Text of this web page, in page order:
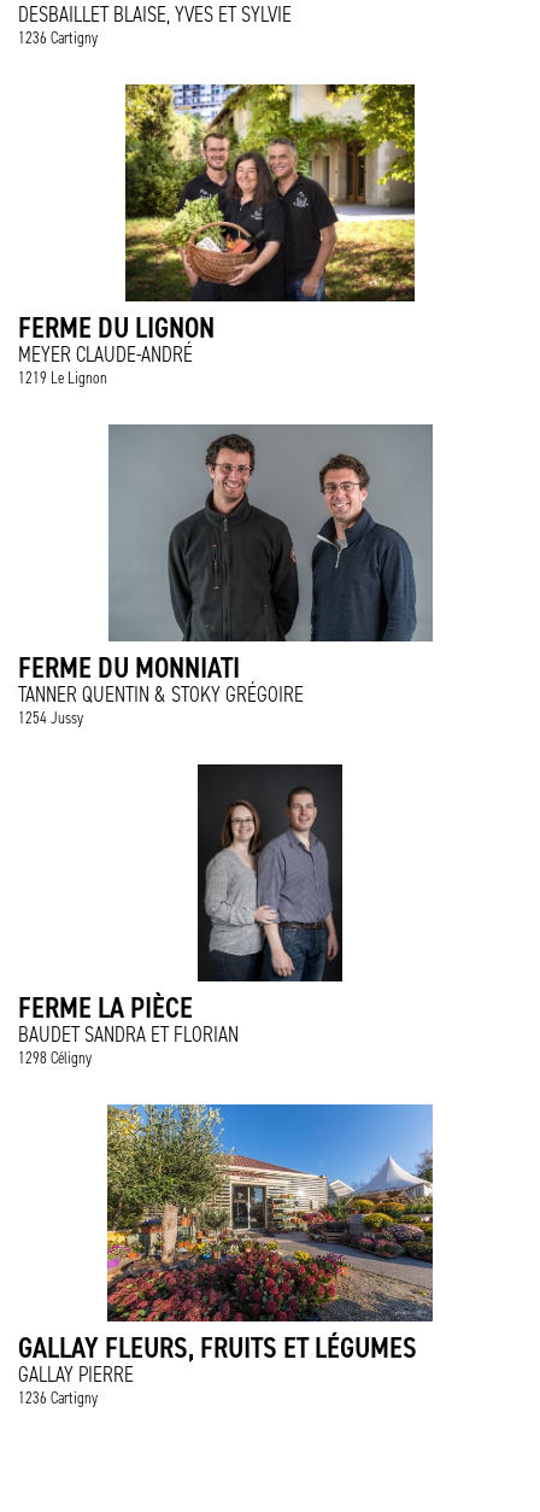
DESBAILLET BLAISE, YVES ET SYLVIE
1236 Cartigny
FERME DU LIGNON
MEYER CLAUDE-ANDRÉ
1219 Le Lignon
FERME DU MONNIATI
TANNER QUENTIN & STOKY GRÉGOIRE
1254 Jussy
FERME LA PIÈCE
BAUDET SANDRA ET FLORIAN
1298 Céligny
GALLAY FLEURS, FRUITS ET LÉGUMES
GALLAY PIERRE
1236 Cartigny